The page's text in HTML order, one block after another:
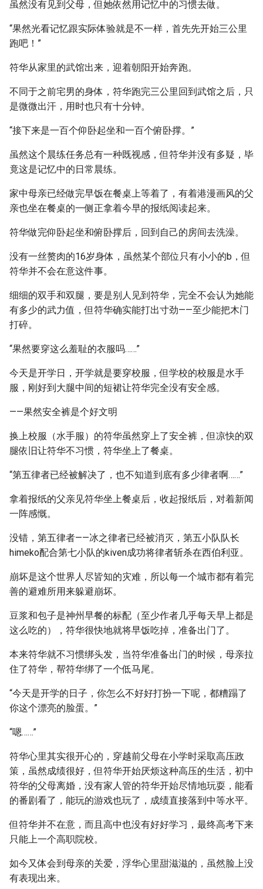
虽然没有见到父母，但她依然用记忆中的习惯去做。
“果然光看记忆跟实际体验就是不一样，首先先开始三公里
跑吧！”
符华从家里的武馆出来，迎着朝阳开始奔跑。
不同于之前宅男的身体，符华跑完三公里回到武馆之后，只
是微微出汗，用时也只有十分钟。
“接下来是一百个仰卧起坐和一百个俯卧撑。”
虽然这个晨练任务总有一种既视感，但符华并没有多疑，毕
竟这是记忆中的日常晨练。
家中母亲已经做完早饭在餐桌上等着了，有着港漫画风的父
亲也坐在餐桌的一侧正拿着今早的报纸阅读起来。
符华做完仰卧起坐和俯卧撑后，回到自己的房间去洗澡。
没有一丝赘肉的16岁身体，虽然某个部位只有小小的b，但
符华并不会在意这件事。
细细的双手和双腿，要是别人见到符华，完全不会认为她能
有多少的武力值，但符华确实能打出寸劲——至少能把木门
打碎。
“果然要穿这么羞耻的衣服吗……”
今天是开学日，开学就是要穿校服，但学校的校服是水手
服，刚好到大腿中间的短裙让符华完全没有安全感。
——果然安全裤是个好文明
换上校服（水手服）的符华虽然穿上了安全裤，但凉快的双
腿依旧让符华不习惯，符华坐上了餐桌。
“第五律者已经被解决了，也不知道到底有多少律者啊……”
拿着报纸的父亲见符华坐上餐桌后，收起报纸后，对着新闻
一阵感慨。
没错，第五律者——冰之律者已经被消灭，第五小队队长
himeko配合第七小队的kiven成功将律者斩杀在西伯利亚。
崩坏是这个世界人尽皆知的灾难，所以每一个城市都有着完
善的避难所用来躲避崩坏。
豆浆和包子是神州早餐的标配（至少作者几乎每天早上都是
这么吃的），符华很快地就将早饭吃掉，准备出门了。
本来符华就不习惯绑头发，当符华准备出门的时候，母亲拉
住了符华，帮符华绑了一个低马尾。
“今天是开学的日子，你怎么不好好打扮一下呢，都糟蹋了
你这个漂亮的脸蛋。”
“嗯……”
符华心里其实很开心的，穿越前父母在小学时采取高压政
策，虽然成绩很好，但符华开始厌烦这种高压的生活，初中
符华的父母离婚，没有家人管的符华开始尽情地玩耍，能看
的番剧看了，能玩的游戏也玩了，成绩直接落到中等水平。
但符华并不在意，而且高中也没有好好学习，最终高考下来
只能上一个高职院校。
如今又体会到母亲的关爱，浮华心里甜滋滋的，虽然脸上没
有表现出来。